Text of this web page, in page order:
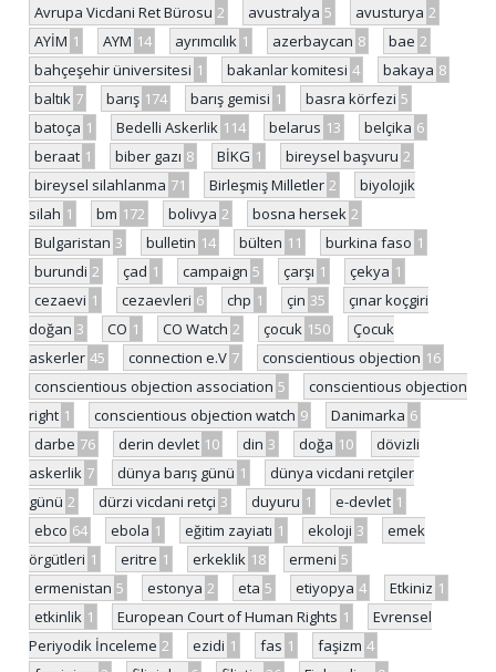
Avrupa Vicdani Ret Bürosu 2 avustralya 5 avusturya 2
AYİM 1 AYM 14 ayrımcılık 1 azerbaycan 8 bae 2
bahçeşehir üniversitesi 1 bakanlar komitesi 4 bakaya 8
baltık 7 barış 174 barış gemisi 1 basra körfezi 5
batoça 1 Bedelli Askerlik 114 belarus 13 belçika 6
beraat 1 biber gazı 8 BİKG 1 bireysel başvuru 2
bireysel silahlanma 71 Birleşmiş Milletler 2
biyolojik
silah 1 bm 172 bolivya 2 bosna hersek 2
Bulgaristan 3 bulletin 14 bülten 11 burkina faso 1
burundi 2 çad 1 campaign 5 çarşı 1 çekya 1
cezaevi 1 cezaevleri 6 chp 1 çin 35
çınar koçgiri
doğan 3 CO 1 CO Watch 2 çocuk 150
Çocuk
askerler 45 connection e.V 7 conscientious objection 16
conscientious objection association 5
conscientious objection
right 1 conscientious objection watch 9 Danimarka 6
darbe 76 derin devlet 10 din 3 doğa 10
dövizli
askerlik 7 dünya barış günü 1
dünya vicdani retçiler
günü 2 dürzi vicdani retçi 3 duyuru 1 e-devlet 1
ebco 64 ebola 1 eğitim zayiatı 1 ekoloji 3
emek
örgütleri 1 eritre 1 erkeklik 18 ermeni 5
ermenistan 5 estonya 2 eta 5 etiyopya 4 Etkiniz 1
etkinlik 1 European Court of Human Rights 1
Evrensel
Periyodik İnceleme 2 ezidi 1 fas 1 faşizm 4